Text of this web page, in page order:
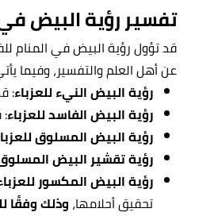
تفسير رؤية البيض
قد تؤول رؤية البيض في المنام
عن أهل العلم والتفسير، وفيما
رؤية البيض النيء للعزباء:
رؤية البيض الفاسد للعزباء:
رؤية البيض المسلوق
رؤية تقشير البيض
رؤية البيض المكسور
تحقيق أحلامها،وذلك وفقًا